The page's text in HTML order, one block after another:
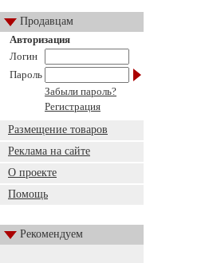
Продавцам
Авторизация
Логин
Пароль
Забыли пароль?
Регистрация
Размещение товаров
Реклама на сайте
О проекте
Помощь
Рекомендуем